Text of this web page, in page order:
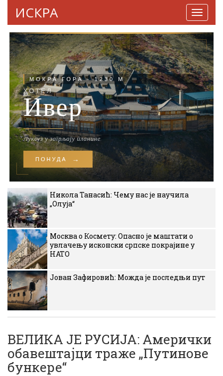
ИСКРА
Никола Танасић: Чему нас је научила
„Олуја“
Москва о Космету: Опасно је маштати о
увлачењу исконски српске покрајине у
НАТО
Јован Зафировић: Можда је последњи пут
ВЕЛИКА ЈЕ РУСИЈА: Амерички
обавештајци траже „Путинове
бункере“